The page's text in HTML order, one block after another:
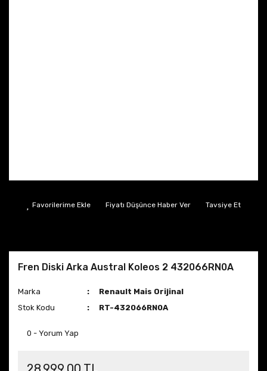
Fiyatı Düşünce Haber Ver Tavsiye Et
Fren Diski Arka Austral Koleos 2 432066RN0A
Marka
Renault Mais Orijinal
Stok Kodu
RT-432066RN0A
0 - Yorum Yap